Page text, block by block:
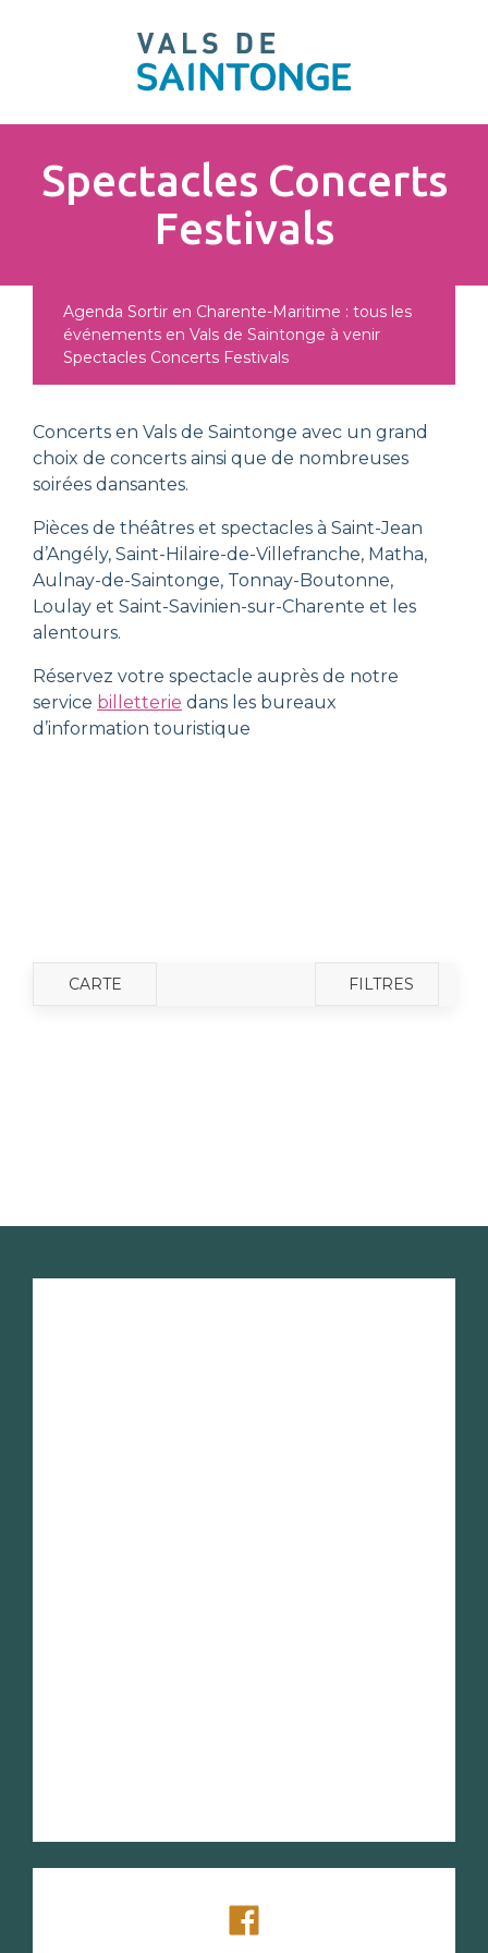
Spectacles Concerts
Festivals
Agenda Sortir en Charente-Maritime : tous les
événements en Vals de Saintonge à venir
Spectacles Concerts Festivals
Concerts en Vals de Saintonge avec un grand
choix de concerts ainsi que de nombreuses
soirées dansantes.
Pièces de théâtres et spectacles à Saint-Jean
d’Angély, Saint-Hilaire-de-Villefranche, Matha,
Aulnay-de-Saintonge, Tonnay-Boutonne,
Loulay et Saint-Savinien-sur-Charente et les
alentours.
Réservez votre spectacle auprès de notre
service billetterie dans les bureaux
d’information touristique
CARTE FILTRES